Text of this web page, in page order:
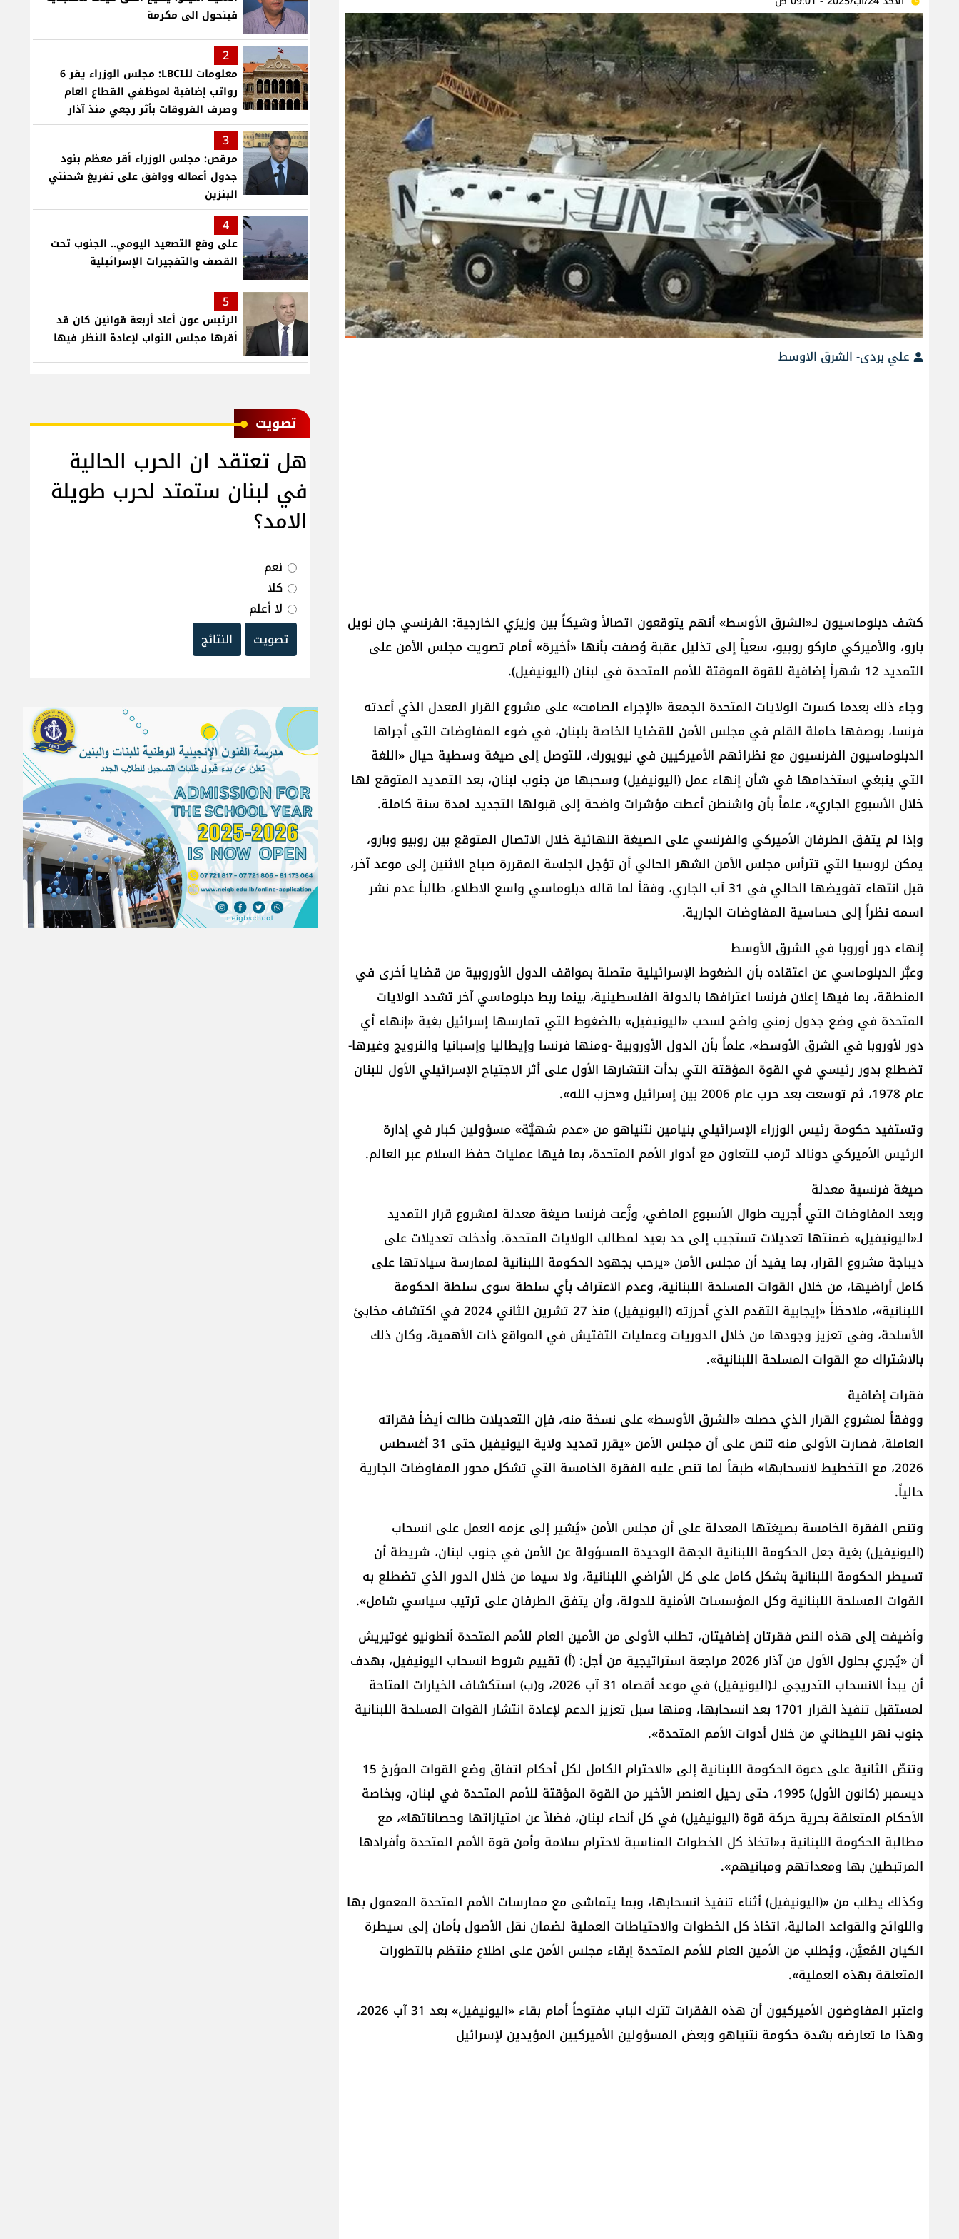
علي بردى- الشرق الاوسط
كشف دبلوماسيون لـ«الشرق الأوسط» أنهم يتوقعون اتصالاً وشيكاً بين وزيرَي الخارجية: الفرنسي جان نويل
بارو، والأميركي ماركو روبيو، سعياً إلى تذليل عقبة وُصفت بأنها «أخيرة» أمام تصويت مجلس الأمن على
التمديد 12 شهراً إضافية للقوة الموقتة للأمم المتحدة في لبنان (اليونيفيل).
وجاء ذلك بعدما كسرت الولايات المتحدة الجمعة «الإجراء الصامت» على مشروع القرار المعدل الذي أعدته
فرنسا، بوصفها حاملة القلم في مجلس الأمن للقضايا الخاصة بلبنان، في ضوء المفاوضات التي أجراها
الدبلوماسيون الفرنسيون مع نظرائهم الأميركيين في نيويورك، للتوصل إلى صيغة وسطية حيال «اللغة
التي ينبغي استخدامها في شأن إنهاء عمل (اليونيفيل) وسحبها من جنوب لبنان، بعد التمديد المتوقع لها
خلال الأسبوع الجاري»، علماً بأن واشنطن أعطت مؤشرات واضحة إلى قبولها التجديد لمدة سنة كاملة.
وإذا لم يتفق الطرفان الأميركي والفرنسي على الصيغة النهائية خلال الاتصال المتوقع بين روبيو وبارو،
يمكن لروسيا التي تترأس مجلس الأمن الشهر الحالي أن تؤجل الجلسة المقررة صباح الاثنين إلى موعد آخر،
قبل انتهاء تفويضها الحالي في 31 آب الجاري، وفقاً لما قاله دبلوماسي واسع الاطلاع، طالباً عدم نشر
اسمه نظراً إلى حساسية المفاوضات الجارية.
إنهاء دور أوروبا في الشرق الأوسط
وعبَّر الدبلوماسي عن اعتقاده بأن الضغوط الإسرائيلية متصلة بمواقف الدول الأوروبية من قضايا أخرى في
المنطقة، بما فيها إعلان فرنسا اعترافها بالدولة الفلسطينية، بينما ربط دبلوماسي آخر تشدد الولايات
المتحدة في وضع جدول زمني واضح لسحب «اليونيفيل» بالضغوط التي تمارسها إسرائيل بغية «إنهاء أي
دور لأوروبا في الشرق الأوسط»، علماً بأن الدول الأوروبية -ومنها فرنسا وإيطاليا وإسبانيا والنرويج وغيرها-
تضطلع بدور رئيسي في القوة المؤقتة التي بدأت انتشارها الأول على أثر الاجتياح الإسرائيلي الأول للبنان
عام 1978، ثم توسعت بعد حرب عام 2006 بين إسرائيل و«حزب الله».
وتستفيد حكومة رئيس الوزراء الإسرائيلي بنيامين نتنياهو من «عدم شهيَّة» مسؤولين كبار في إدارة
الرئيس الأميركي دونالد ترمب للتعاون مع أدوار الأمم المتحدة، بما فيها عمليات حفظ السلام عبر العالم.
صيغة فرنسية معدلة
وبعد المفاوضات التي أُجريت طوال الأسبوع الماضي، وزَّعت فرنسا صيغة معدلة لمشروع قرار التمديد
لـ«اليونيفيل» ضمنتها تعديلات تستجيب إلى حد بعيد لمطالب الولايات المتحدة. وأدخلت تعديلات على
ديباجة مشروع القرار، بما يفيد أن مجلس الأمن «يرحب بجهود الحكومة اللبنانية لممارسة سيادتها على
كامل أراضيها، من خلال القوات المسلحة اللبنانية، وعدم الاعتراف بأي سلطة سوى سلطة الحكومة
اللبنانية»، ملاحظاً «إيجابية التقدم الذي أحرزته (اليونيفيل) منذ 27 تشرين الثاني 2024 في اكتشاف مخابئ
الأسلحة، وفي تعزيز وجودها من خلال الدوريات وعمليات التفتيش في المواقع ذات الأهمية، وكان ذلك
بالاشتراك مع القوات المسلحة اللبنانية».
فقرات إضافية
ووفقاً لمشروع القرار الذي حصلت «الشرق الأوسط» على نسخة منه، فإن التعديلات طالت أيضاً فقراته
العاملة، فصارت الأولى منه تنص على أن مجلس الأمن «يقرر تمديد ولاية اليونيفيل حتى 31 أغسطس
2026، مع التخطيط لانسحابها» طبقاً لما تنص عليه الفقرة الخامسة التي تشكل محور المفاوضات الجارية
حالياً.
وتنص الفقرة الخامسة بصيغتها المعدلة على أن مجلس الأمن «يُشير إلى عزمه العمل على انسحاب
(اليونيفيل) بغية جعل الحكومة اللبنانية الجهة الوحيدة المسؤولة عن الأمن في جنوب لبنان، شريطة أن
تسيطر الحكومة اللبنانية بشكل كامل على كل الأراضي اللبنانية، ولا سيما من خلال الدور الذي تضطلع به
القوات المسلحة اللبنانية وكل المؤسسات الأمنية للدولة، وأن يتفق الطرفان على ترتيب سياسي شامل».
وأضيفت إلى هذه النص فقرتان إضافيتان، تطلب الأولى من الأمين العام للأمم المتحدة أنطونيو غوتيريش
أن «يُجري بحلول الأول من آذار 2026 مراجعة استراتيجية من أجل: (أ) تقييم شروط انسحاب اليونيفيل، بهدف
أن يبدأ الانسحاب التدريجي لـ(اليونيفيل) في موعد أقصاه 31 آب 2026، و(ب) استكشاف الخيارات المتاحة
لمستقبل تنفيذ القرار 1701 بعد انسحابها، ومنها سبل تعزيز الدعم لإعادة انتشار القوات المسلحة اللبنانية
جنوب نهر الليطاني من خلال أدوات الأمم المتحدة».
وتنصّ الثانية على دعوة الحكومة اللبنانية إلى «الاحترام الكامل لكل أحكام اتفاق وضع القوات المؤرخ 15
ديسمبر (كانون الأول) 1995، حتى رحيل العنصر الأخير من القوة المؤقتة للأمم المتحدة في لبنان، وبخاصة
الأحكام المتعلقة بحرية حركة قوة (اليونيفيل) في كل أنحاء لبنان، فضلاً عن امتيازاتها وحصاناتها»، مع
مطالبة الحكومة اللبنانية بـ«اتخاذ كل الخطوات المناسبة لاحترام سلامة وأمن قوة الأمم المتحدة وأفرادها
المرتبطين بها ومعداتهم ومبانيهم».
وكذلك يطلب من «(اليونيفيل) أثناء تنفيذ انسحابها، وبما يتماشى مع ممارسات الأمم المتحدة المعمول بها
واللوائح والقواعد المالية، اتخاذ كل الخطوات والاحتياطات العملية لضمان نقل الأصول بأمان إلى سيطرة
الكيان المُعيَّن، ويُطلب من الأمين العام للأمم المتحدة إبقاء مجلس الأمن على اطلاع منتظم بالتطورات
المتعلقة بهذه العملية».
واعتبر المفاوضون الأميركيون أن هذه الفقرات تترك الباب مفتوحاً أمام بقاء «اليونيفيل» بعد 31 آب 2026،
وهذا ما تعارضه بشدة حكومة نتنياهو وبعض المسؤولين الأميركيين المؤيدين لإسرائيل
فيتحول الى مكرمة
2
معلومات للـLBCI: مجلس الوزراء يقر 6
رواتب إضافية لموظفي القطاع العام
وصرف الفروقات بأثر رجعي منذ آذار
3
مرقص: مجلس الوزراء أقر معظم بنود
جدول أعماله ووافق على تفريغ شحنتي
البنزين
4
على وقع التصعيد اليومي.. الجنوب تحت
القصف والتفجيرات الإسرائيلية
5
الرئيس عون أعاد أربعة قوانين كان قد
أقرها مجلس النواب لإعادة النظر فيها
ﺗﺼﻮﻳﺖ
هل تعتقد ان الحرب الحالية
في لبنان ستمتد لحرب طويلة
الامد؟
نعم
كلا
لا أعلم
تصويت
النتائج